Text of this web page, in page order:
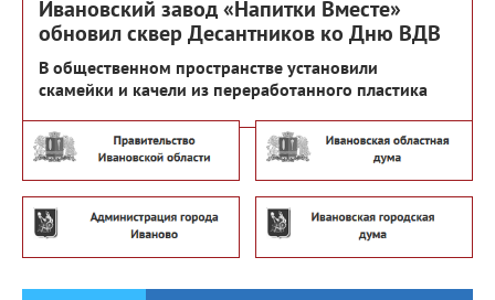
Ивановский завод «Напитки Вместе»
обновил сквер Десантников ко Дню ВДВ
В общественном пространстве установили
скамейки и качели из переработанного пластика